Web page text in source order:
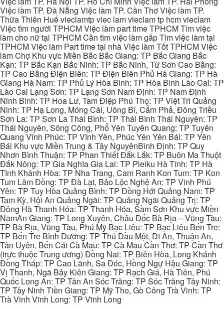
Việc làm TP. Đà Nẵng Việc làm TP. Cần Thơ Việc làm TP.
Thừa Thiên Huế vieclamtp viec lam vieclam tp hcm vieclam
Việc tìm người TPHCM Việc làm part time TPHCM Tìm việc
làm cho nữ tại TPHCM Cần tìm việc làm gấp Tìm việc làm tại
TPHCM Việc làm Part time tại nhà Việc làm Tốt TPHCM Việc
làm Chợ Khu vực Miền Bắc Bắc Giang: TP Bắc Giang Bắc
Kạn: TP Bắc Kạn Bắc Ninh: TP Bắc Ninh, Từ Sơn Cao Bằng:
TP Cao Bằng Điện Biên: TP Điện Biên Phủ Hà Giang: TP Hà
Giang Hà Nam: TP Phủ Lý Hòa Bình: TP Hòa Bình Lào Cai: TP
Lào Cai Lạng Sơn: TP Lạng Sơn Nam Định: TP Nam Định
Ninh Bình: TP Hoa Lư, Tam Điệp Phú Thọ: TP Việt Trì Quảng
Ninh: TP Hạ Long, Móng Cái, Uông Bí, Cẩm Phả, Đông Triều
Sơn La: TP Sơn La Thái Bình: TP Thái Bình Thái Nguyên: TP
Thái Nguyên, Sông Công, Phổ Yên Tuyên Quang: TP Tuyên
Quang Vĩnh Phúc: TP Vĩnh Yên, Phúc Yên Yên Bái: TP Yên
Bái Khu vực Miền Trung & Tây NguyênBình Định: TP Quy
Nhơn Bình Thuận: TP Phan Thiết Đắk Lắk: TP Buôn Ma Thuột
Đắk Nông: TP Gia Nghĩa Gia Lai: TP Pleiku Hà Tĩnh: TP Hà
Tĩnh Khánh Hòa: TP Nha Trang, Cam Ranh Kon Tum: TP Kon
Tum Lâm Đồng: TP Đà Lạt, Bảo Lộc Nghệ An: TP Vinh Phú
Yên: TP Tuy Hòa Quảng Bình: TP Đồng Hới Quảng Nam: TP
Tam Kỳ, Hội An Quảng Ngãi: TP Quảng Ngãi Quảng Trị: TP
Đông Hà Thanh Hóa: TP Thanh Hóa, Sầm Sơn Khu vực Miền
NamAn Giang: TP Long Xuyên, Châu Đốc Bà Rịa – Vũng Tàu:
TP Bà Rịa, Vũng Tàu, Phú Mỹ Bạc Liêu: TP Bạc Liêu Bến Tre:
TP Bến Tre Bình Dương: TP Thủ Dầu Một, Dĩ An, Thuận An,
Tân Uyên, Bến Cát Cà Mau: TP Cà Mau Cần Thơ: TP Cần Thơ
(trực thuộc Trung ương) Đồng Nai: TP Biên Hòa, Long Khánh
Đồng Tháp: TP Cao Lãnh, Sa Đéc, Hồng Ngự Hậu Giang: TP
Vị Thanh, Ngã Bảy Kiên Giang: TP Rạch Giá, Hà Tiên, Phú
Quốc Long An: TP Tân An Sóc Trăng: TP Sóc Trăng Tây Ninh:
TP Tây Ninh Tiền Giang: TP Mỹ Tho, Gò Công Trà Vinh: TP
Trà Vinh Vĩnh Long: TP Vĩnh Long